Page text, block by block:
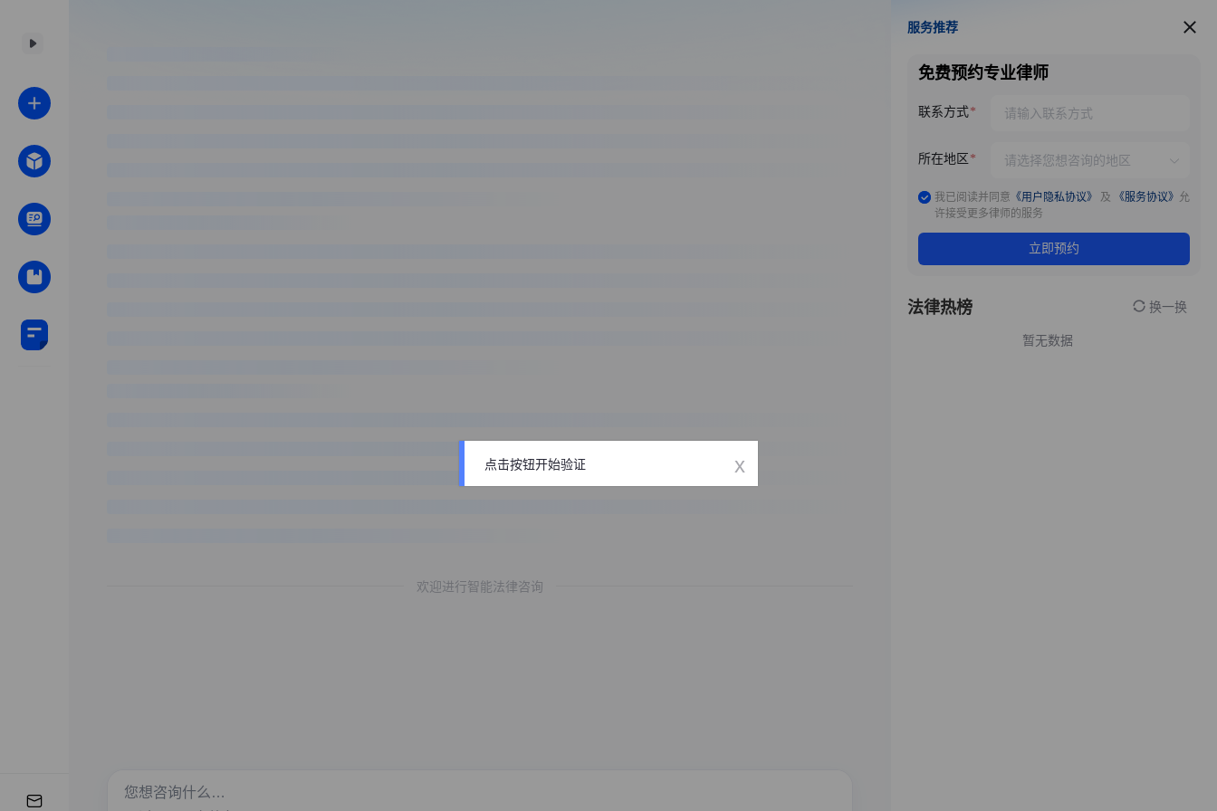
欢迎进行智能法律咨询
服务推荐
服务推荐
免费预约专业律师
联系方式
所在地区
我已阅读并同意 《用户隐私协议》 及 《服务协议》 允
许接受更多律师的服务
立即预约
法律热榜 换一换
暂无数据
点击按钮开始验证 x